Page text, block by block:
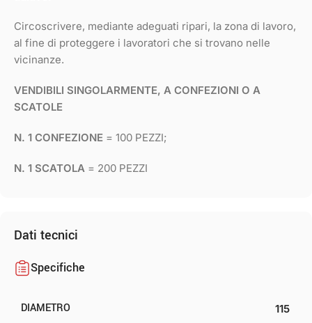
Circoscrivere, mediante adeguati ripari, la zona di lavoro,
al fine di proteggere i lavoratori che si trovano nelle
vicinanze.
VENDIBILI SINGOLARMENTE, A CONFEZIONI O A
SCATOLE
N. 1 CONFEZIONE = 100 PEZZI;
N. 1 SCATOLA = 200 PEZZI
Dati tecnici
Specifiche
DIAMETRO 115